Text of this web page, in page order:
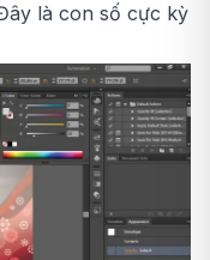
là con số cực kỳ